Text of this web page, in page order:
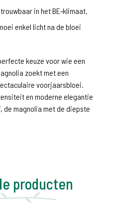
in het BE‑klimaat.
enkel licht na de bloei
keuze voor wie een
zoekt met een
voorjaarsbloei.
en moderne elegantie
, de magnolia met de diepste
producten